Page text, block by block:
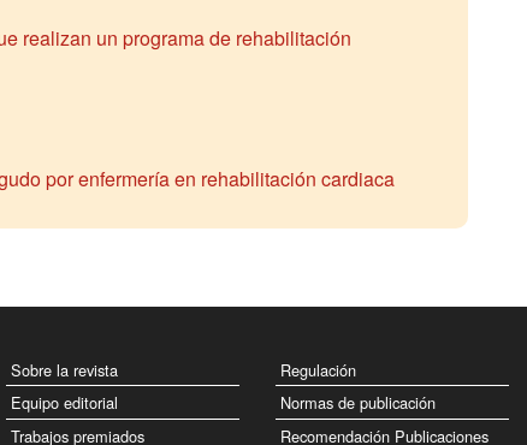
realizan un programa de rehabilitación
por enfermería en rehabilitación cardiaca
Sobre la revista
Equipo editorial
Trabajos premiados
Regulación
Normas de publicación
Recomendación Publicaciones